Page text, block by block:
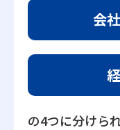
会
の4つに分けら